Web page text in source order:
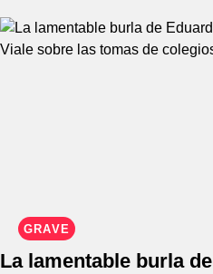
GRAVE
La lamentable burla